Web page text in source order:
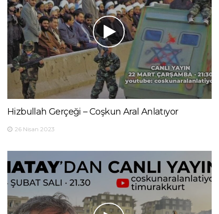
Hizbullah Gerçeği – Coşkun Aral Anlatıyor
26 Nisan 2023